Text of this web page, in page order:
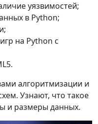
уязвимостей;
в Python;
на Python с
алгоритмизации и
Узнают, что такое
и размеры данных.